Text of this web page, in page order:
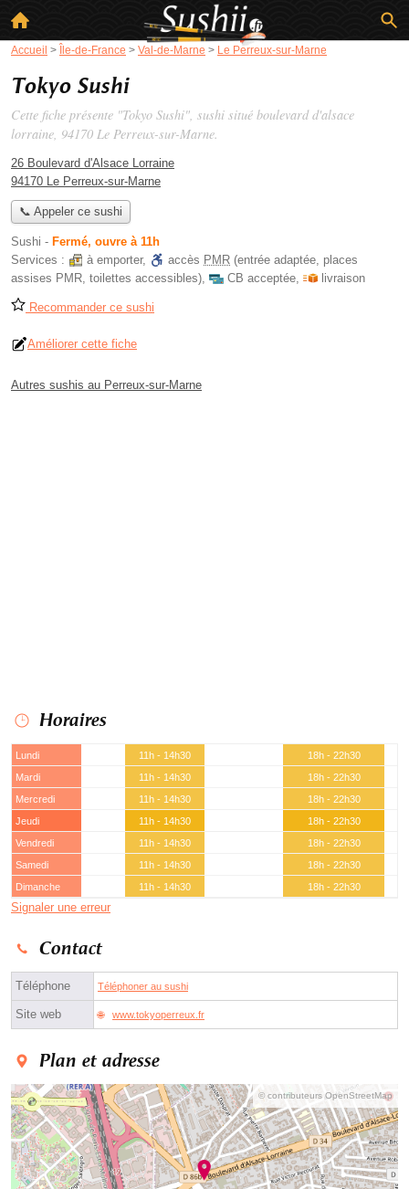
Accueil > Île-de-France > Val-de-Marne > Le Perreux-sur-Marne
Tokyo Sushi
Cette fiche présente "Tokyo Sushi", sushi situé boulevard d'alsace
lorraine, 94170 Le Perreux-sur-Marne.
26 Boulevard d'Alsace Lorraine
94170 Le Perreux-sur-Marne
📞 Appeler ce sushi
Sushi - Fermé, ouvre à 11h
Services :
à emporter, accès PMR (entrée adaptée, places
assises PMR, toilettes accessibles), CB acceptée, livraison
Recommander ce sushi
Améliorer cette fiche
Autres sushis au Perreux-sur-Marne
Horaires
Lundi 11h - 14h30
18h - 22h30
Mardi
11h - 14h30
18h - 22h30
Mercredi
11h - 14h30
18h - 22h30
Jeudi
11h - 14h30
18h - 22h30
Vendredi
11h - 14h30
18h - 22h30
Samedi
11h - 14h30
18h - 22h30
Dimanche
11h - 14h30 18h - 22h30
Signaler une erreur
Contact
Téléphone Téléphoner au sushi
Site web www.tokyoperreux.fr
Plan et adresse
© contributeurs OpenStreetMap